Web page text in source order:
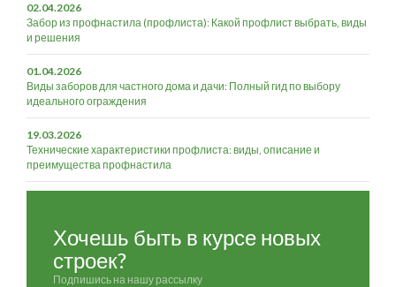
02.04.2026
Забор из профнастила (профлиста): Какой профлист выбрать, виды
и решения
01.04.2026
Виды заборов для частного дома и дачи: Полный гид по выбору
идеального ограждения
19.03.2026
Технические характеристики профлиста: виды, описание и
преимущества профнастила
Хочешь быть в курсе новых
строек?
Подпишись на нашу рассылку